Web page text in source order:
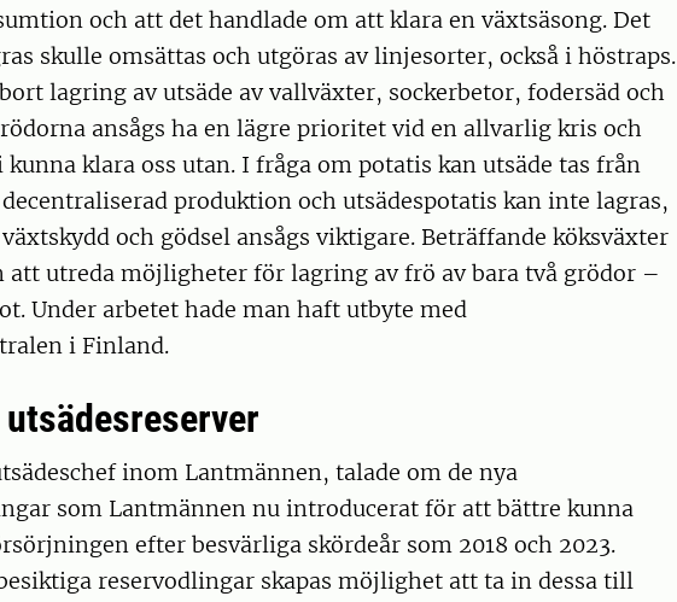
och att det handlade om att klara en växtsäsong. Det
skulle omsättas och utgöras av linjesorter, också i höstraps.
lagring av utsäde av vallväxter, sockerbetor, fodersäd och
ansågs ha en lägre prioritet vid en allvarlig kris och
kunna klara oss utan. I fråga om potatis kan utsäde tas från
produktion och utsädespotatis kan inte lagras,
och gödsel ansågs viktigare. Beträffande köksväxter
att utreda möjligheter för lagring av frö av bara två grödor –
Under arbetet hade man haft utbyte med
i Finland.
inom Lantmännen, talade om de nya
som Lantmännen nu introducerat för att bättre kunna
efter besvärliga skördeår som 2018 och 2023.
reservodlingar skapas möjlighet att ta in dessa till